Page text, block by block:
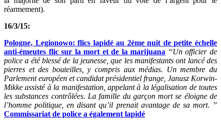
réarmement).
16/3/15:
Pologne, Legionowo: flics lapidé au 2ème nuit de petite échelle
anti-émeutes flic sur la mort et de la marijuana “Un officier de
police a été blessé de la jeunesse, que les manifestants ont lancé des
pierres et des bouteilles, y compris aux médias. Un membre du
Parlement européen et candidat présidentiel frange, Janusz Korwin-
Mikke assisté à la manifestation, appelant à la légalisation de toutes
les substances contrôlées. La famille du garçon mort se éloigne de
l’homme politique, en disant qu’il prenait avantage de sa mort. ”
Commissariat de police a également lapidé